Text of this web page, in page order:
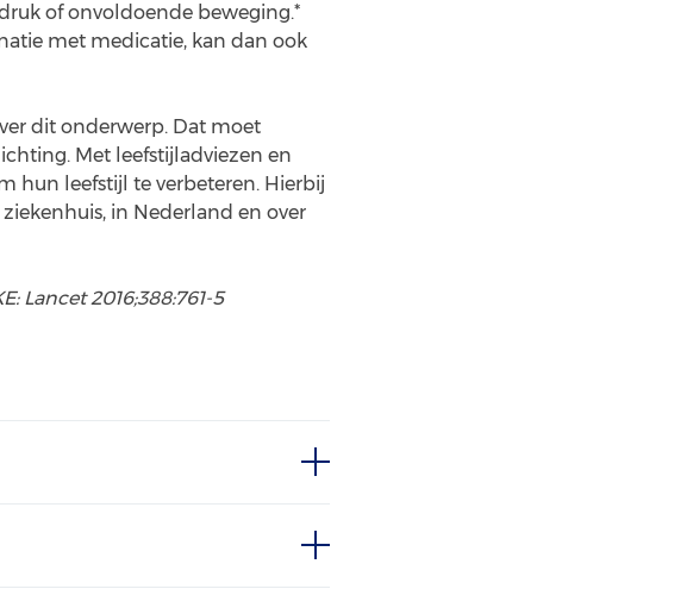
of onvoldoende beweging.*
met medicatie, kan dan ook
dit onderwerp. Dat moet
Met leefstijladviezen en
hun leefstijl te verbeteren. Hierbij
in Nederland en over
Lancet 2016;388:761-5